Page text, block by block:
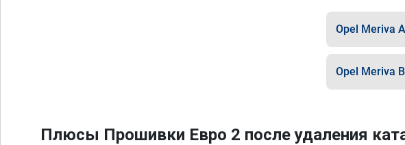
Opel Meriva
Opel Meriva
Плюсы Прошивки Евро 2 после удаления